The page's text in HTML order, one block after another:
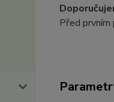
Před prvním